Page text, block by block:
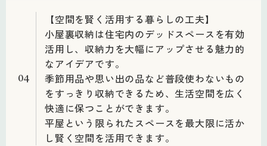
04
【空間を賢く活用する暮らしの工夫】
小屋裏収納は住宅内のデッドスペースを有効
活用し、収納力を大幅にアップさせる魅力的
なアイデアです。
季節用品や思い出の品など普段使わないもの
をすっきり収納できるため、生活空間を広く
快適に保つことができます。
平屋という限られたスペースを最大限に活か
し賢く空間を活用できます。